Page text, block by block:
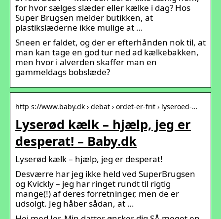
for hvor sælges slæder eller kælke i dag? Hos
Super Brugsen melder butikken, at
plastikslæderne ikke mulige at …
Sneen er faldet, og der er efterhånden nok til, at
man kan tage en god tur ned ad kælkebakken,
men hvor i alverden skaffer man en
gammeldags bobslæde?
http s://www.baby.dk › debat › ordet-er-frit › lyseroed-…
Lyserød kælk – hjælp, jeg er
desperat! – Baby.dk
Lyserød kælk – hjælp, jeg er desperat!
Desværre har jeg ikke held ved SuperBrugsen
og Kvickly – jeg har ringet rundt til rigtig
mange(!) af deres forretninger, men de er
udsolgt. Jeg håber sådan, at …